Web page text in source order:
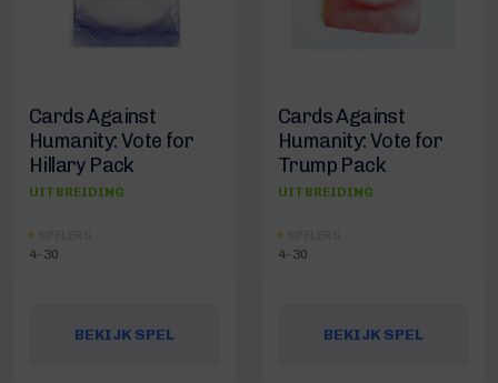
Cards Against
Humanity: Vote for
Hillary Pack
UITBREIDING
4-30
BEKIJK SPEL
Cards Against
Humanity: Vote for
Trump Pack
UITBREIDING
4-30
BEKIJK SPEL